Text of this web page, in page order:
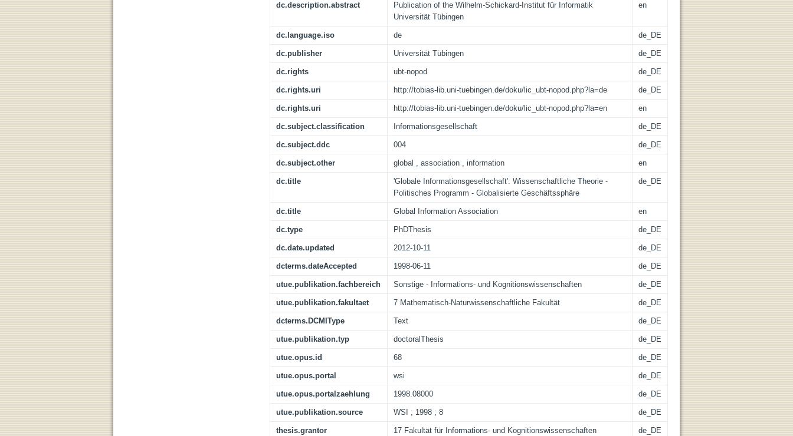
dc.description.abstract
Publication of the Wilhelm-Schickard-Institut für Informatik
Universität Tübingen
en
dc.language.iso de de_DE
dc.publisher Universität Tübingen de_DE
dc.rights ubt-nopod de_DE
dc.rights.uri http://tobias-lib.uni-tuebingen.de/doku/lic_ubt-nopod.php?la=de de_DE
dc.rights.uri http://tobias-lib.uni-tuebingen.de/doku/lic_ubt-nopod.php?la=en en
dc.subject.classification Informationsgesellschaft de_DE
dc.subject.ddc 004 de_DE
dc.subject.other global , association , information en
dc.title
'Globale Informationsgesellschaft': Wissenschaftliche Theorie -
Politisches Programm - Globalisierte Geschäftssphäre
de_DE
dc.title Global Information Association en
dc.type PhDThesis de_DE
dc.date.updated 2012-10-11 de_DE
dcterms.dateAccepted 1998-06-11 de_DE
utue.publikation.fachbereich Sonstige - Informations- und Kognitionswissenschaften de_DE
utue.publikation.fakultaet 7 Mathematisch-Naturwissenschaftliche Fakultät de_DE
dcterms.DCMIType Text de_DE
utue.publikation.typ doctoralThesis de_DE
utue.opus.id 68 de_DE
utue.opus.portal wsi de_DE
utue.opus.portalzaehlung 1998.08000 de_DE
utue.publikation.source WSI ; 1998 ; 8 de_DE
thesis.grantor 17 Fakultät für Informations- und Kognitionswissenschaften de_DE